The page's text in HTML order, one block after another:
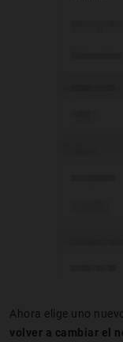
Ahora elige uno
volver a cambiar el